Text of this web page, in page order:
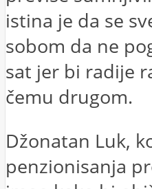
istina je da se
sobom da ne
sat jer bi radije
čemu drugom.
Džonatan Luk,
penzionisanja